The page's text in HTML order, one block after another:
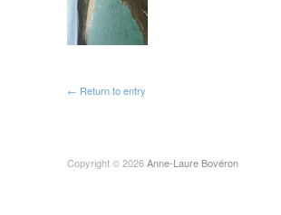
← Return to entry
Copyright © 2026Anne-Laure Bovéron